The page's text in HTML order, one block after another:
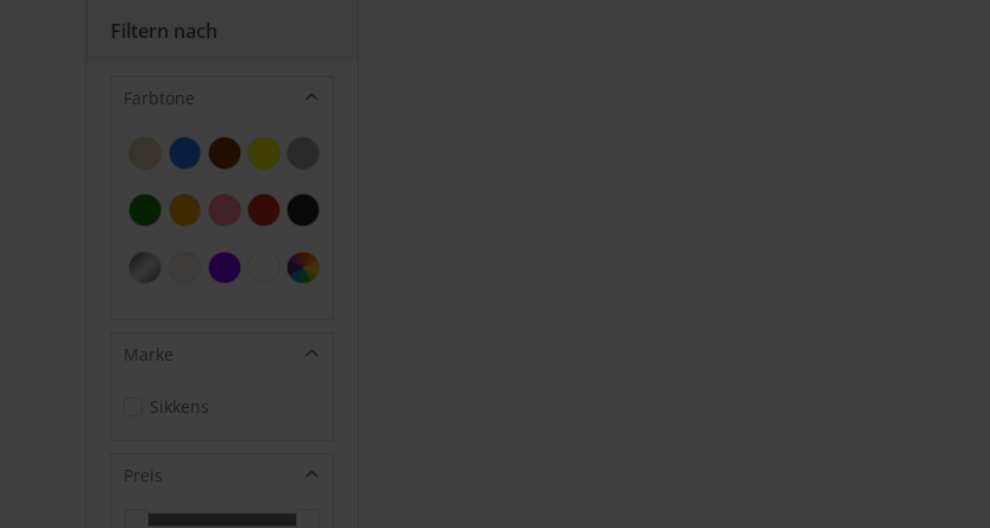
Filtern nach
Farbtöne
Marke
Sikkens
Preis